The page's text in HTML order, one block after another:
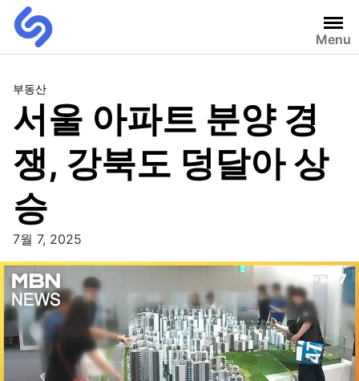
Menu
부동산
서울 아파트 분양 경
쟁, 강북도 덩달아 상
승
7월 7, 2025